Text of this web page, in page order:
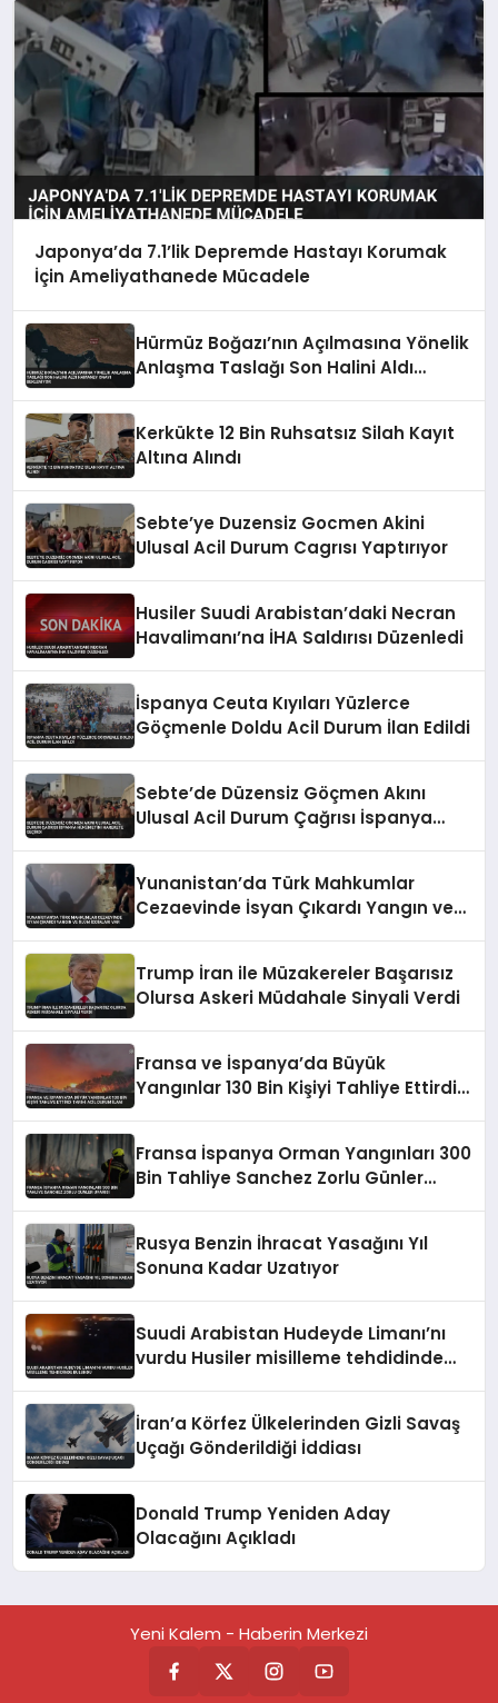
Japonya’da 7.1’lik Depremde Hastayı Korumak
İçin Ameliyathanede Mücadele
Hürmüz Boğazı’nın Açılmasına Yönelik
Anlaşma Taslağı Son Halini Aldı
Kerkükte 12 Bin Ruhsatsız Silah Kayıt
Altına Alındı
Sebte’ye Duzensiz Gocmen Akini
Ulusal Acil Durum Cagrısı Yaptırıyor
Husiler Suudi Arabistan’daki Necran
Havalimanı’na İHA Saldırısı Düzenledi
İspanya Ceuta Kıyıları Yüzlerce
Göçmenle Doldu Acil Durum İlan Edildi
Sebte’de Düzensiz Göçmen Akını
Ulusal Acil Durum Çağrısı İspanya
Yunanistan’da Türk Mahkumlar
Cezaevinde İsyan Çıkardı Yangın ve
Trump İran ile Müzakereler Başarısız
Olursa Askeri Müdahale Sinyali Verdi
Fransa ve İspanya’da Büyük
Yangınlar 130 Bin Kişiyi Tahliye Ettirdi
Fransa İspanya Orman Yangınları 300
Bin Tahliye Sanchez Zorlu Günler
Rusya Benzin İhracat Yasağını Yıl
Sonuna Kadar Uzatıyor
Suudi Arabistan Hudeyde Limanı’nı
vurdu Husiler misilleme tehdidinde
İran’a Körfez Ülkelerinden Gizli Savaş
Uçağı Gönderildiği İddiası
Donald Trump Yeniden Aday
Olacağını Açıkladı
Yeni Kalem - Haberin Merkezi